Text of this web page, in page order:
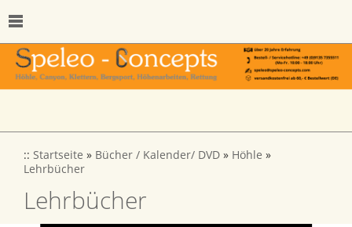
:: Startseite » Bücher / Kalender/ DVD » Höhle »
Lehrbücher
Lehrbücher